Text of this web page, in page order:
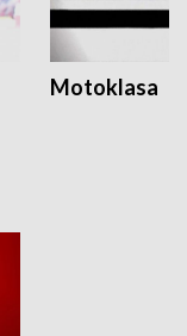
Motoklasa